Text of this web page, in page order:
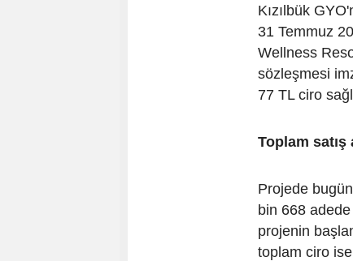
Kızılbük
31 Temmuz
Wellness
sözleşmesi
77 TL ciro
Toplam satış
Projede
bin 668 adede
projenin
toplam ciro